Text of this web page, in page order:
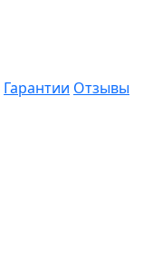
Гарантии Отзывы